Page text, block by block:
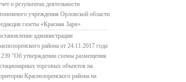
о результатах деятельности
учреждения Орловской области
газеты «Красная Заря»
администрации
района от 24.11.2017 года
"Об утверждении схемы размещения
торговых объектов на
Краснозоренского района на